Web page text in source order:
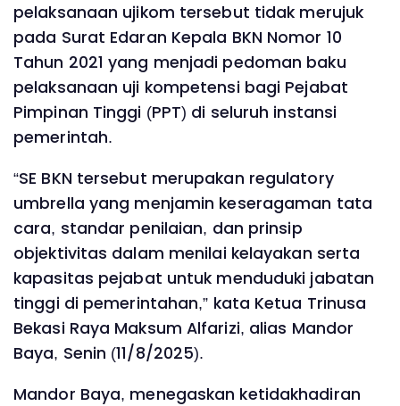
pelaksanaan ujikom tersebut tidak merujuk
pada Surat Edaran Kepala BKN Nomor 10
Tahun 2021 yang menjadi pedoman baku
pelaksanaan uji kompetensi bagi Pejabat
Pimpinan Tinggi (PPT) di seluruh instansi
pemerintah.
“SE BKN tersebut merupakan regulatory
umbrella yang menjamin keseragaman tata
cara, standar penilaian, dan prinsip
objektivitas dalam menilai kelayakan serta
kapasitas pejabat untuk menduduki jabatan
tinggi di pemerintahan,” kata Ketua Trinusa
Bekasi Raya Maksum Alfarizi, alias Mandor
Baya, Senin (11/8/2025).
Mandor Baya, menegaskan ketidakhadiran